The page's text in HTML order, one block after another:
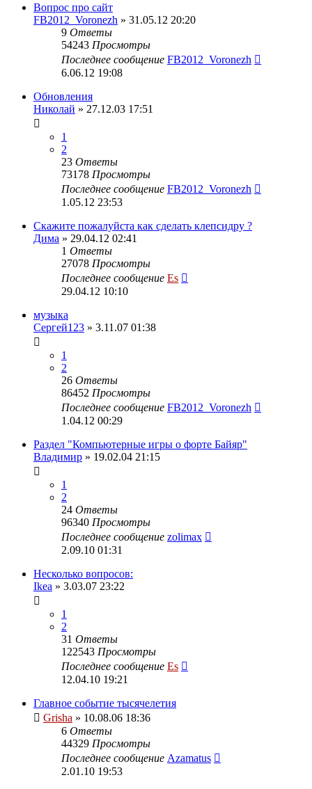
Вопрос про сайт
FB2012_Voronezh » 31.05.12 20:20
9 Ответы
54243 Просмотры
Последнее сообщение FB2012_Voronezh
6.06.12 19:08
Обновления
Николай » 27.12.03 17:51
1
2
23 Ответы
73178 Просмотры
Последнее сообщение FB2012_Voronezh
1.05.12 23:53
Скажите пожалуйста как сделать клепсидру ?
Дима » 29.04.12 02:41
1 Ответы
27078 Просмотры
Последнее сообщение Es
29.04.12 10:10
музыка
Сергей123 » 3.11.07 01:38
1
2
26 Ответы
86452 Просмотры
Последнее сообщение FB2012_Voronezh
1.04.12 00:29
Раздел "Компьютерные игры о форте Байяр"
Владимир » 19.02.04 21:15
1
2
24 Ответы
96340 Просмотры
Последнее сообщение zolimax
2.09.10 01:31
Несколько вопросов:
Ikea » 3.03.07 23:22
1
2
31 Ответы
122543 Просмотры
Последнее сообщение Es
12.04.10 19:21
Главное событие тысячелетия
Grisha » 10.08.06 18:36
6 Ответы
44329 Просмотры
Последнее сообщение Azamatus
2.01.10 19:53